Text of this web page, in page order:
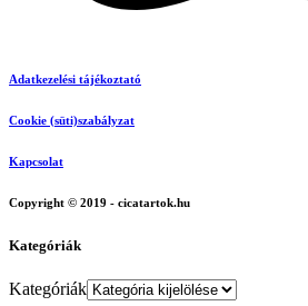
Adatkezelési tájékoztató
Cookie (süti)szabályzat
Kapcsolat
Copyright © 2019 - cicatartok.hu
Kategóriák
Kategóriák